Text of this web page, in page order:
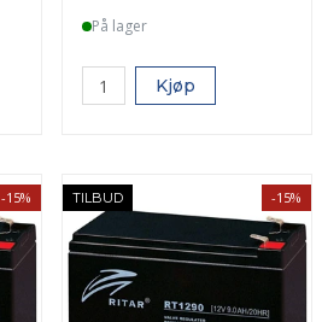
På lager
Kjøp
-15% TILBUD -15%